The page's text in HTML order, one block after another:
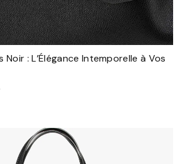
Noir : L’Élégance Intemporelle à Vos